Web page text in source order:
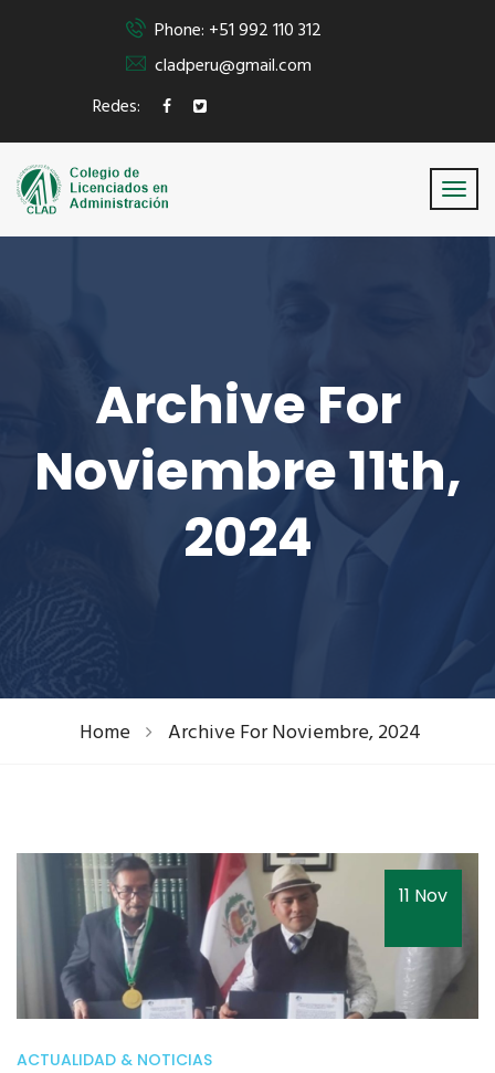
Phone: +51 992 110 312
cladperu@gmail.com
Redes:
Archive For
Noviembre 11th,
2024
Home Archive For Noviembre, 2024
11 Nov
ACTUALIDAD & NOTICIAS